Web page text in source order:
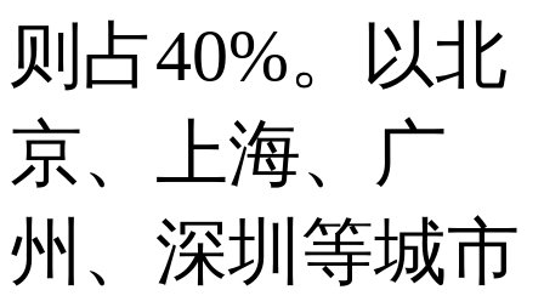
则占40%。以北
京、上海、广
州、深圳等城市